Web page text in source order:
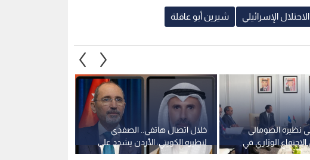
الاحتلال الإسرائيلي شيرين أبو عاقلة
خلال اتصال هاتفي.. الصفدي
لنظيره الكويتي: الأردن يشدد على
ضرورة خفض التصعيد واستعادة
نظيره الصومالي
الوزاري في
القدس